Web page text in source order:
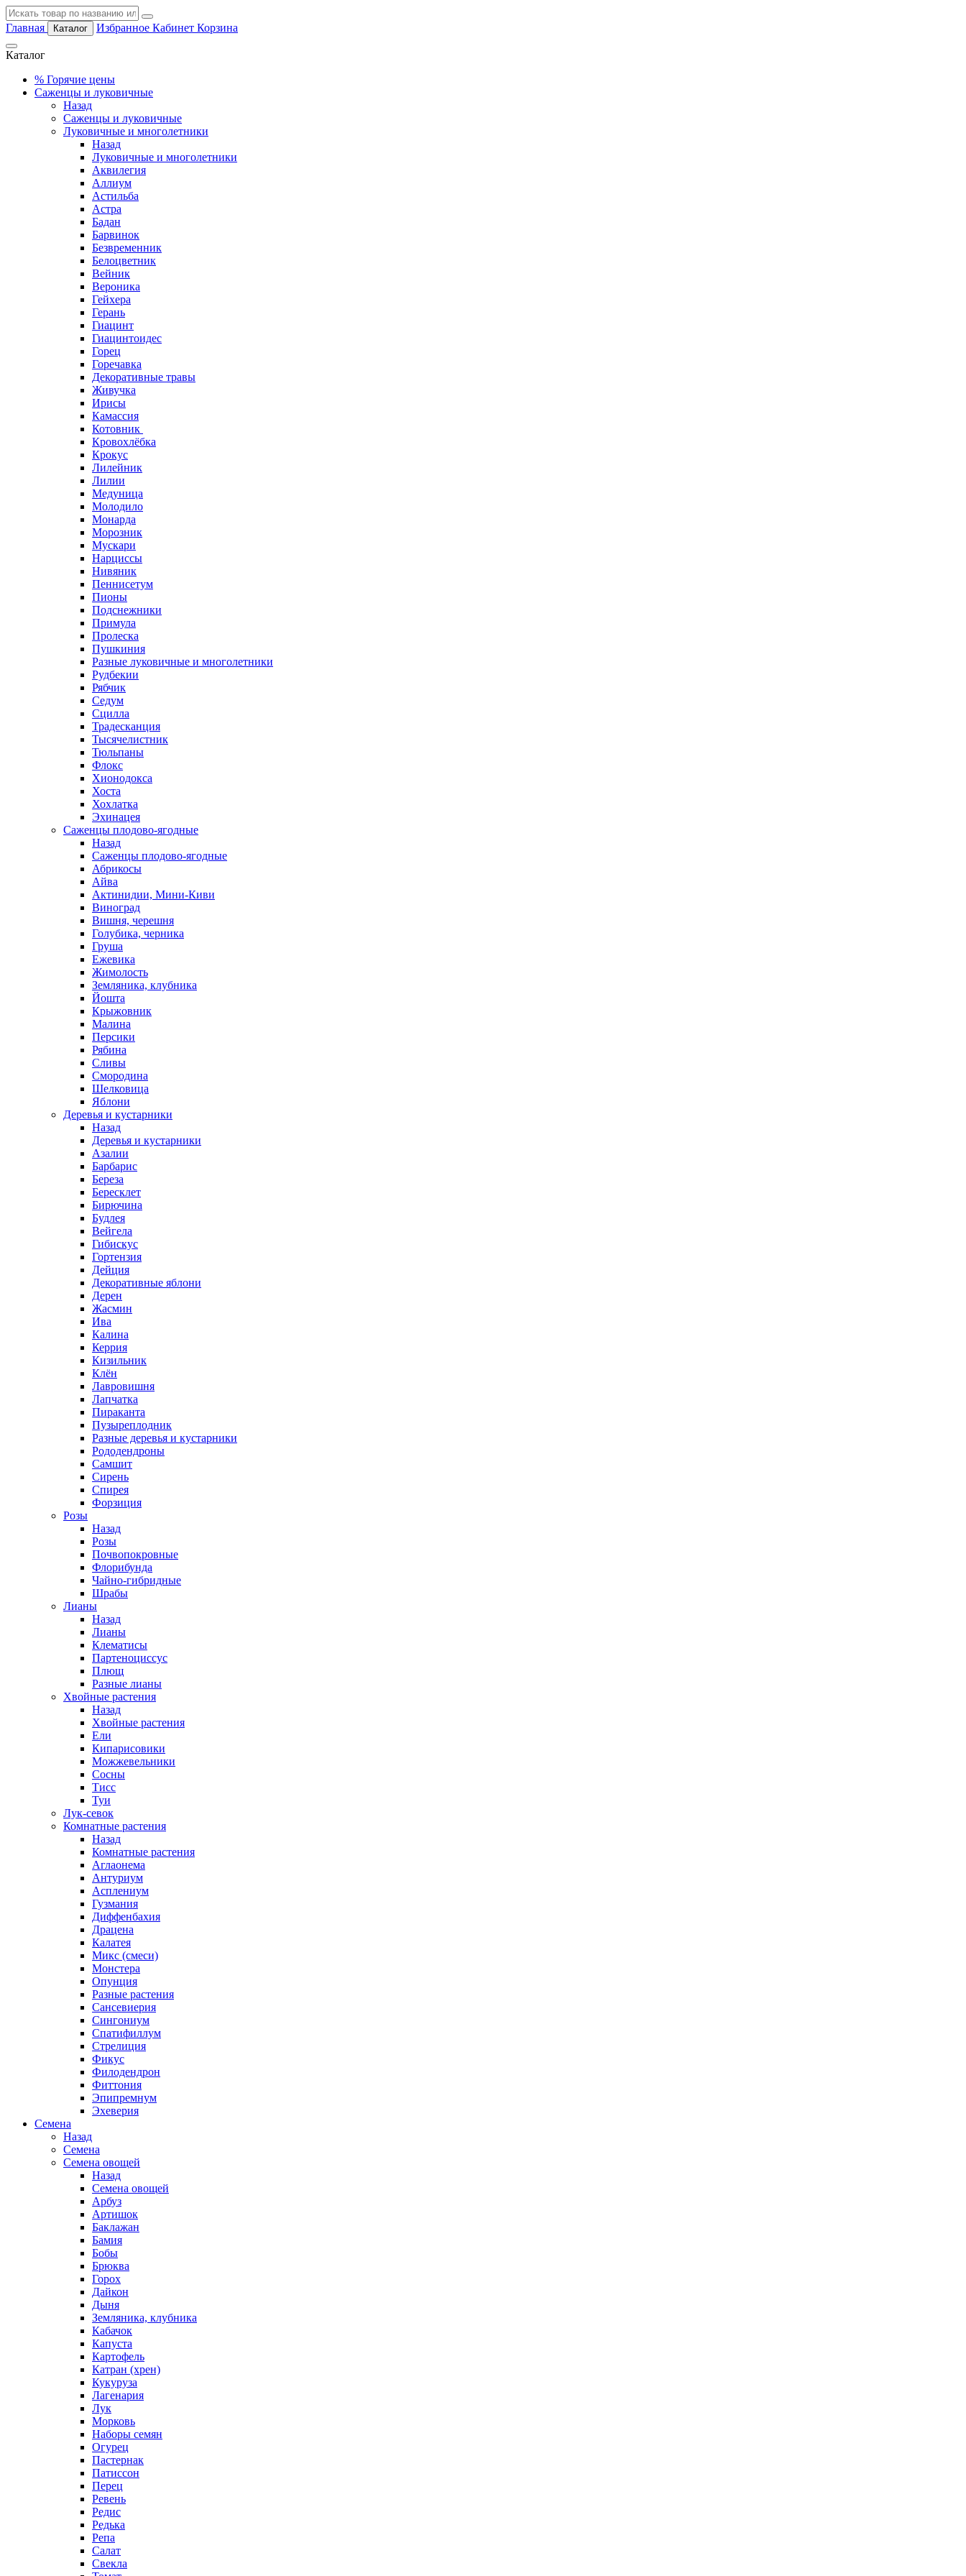
Главная Каталог Избранное Кабинет Корзина
Каталог
% Горячие цены
Саженцы и луковичные
Назад
Саженцы и луковичные
Луковичные и многолетники
Назад
Луковичные и многолетники
Аквилегия
Аллиум
Астильба
Астра
Бадан
Барвинок
Безвременник
Белоцветник
Вейник
Вероника
Гейхера
Герань
Гиацинт
Гиацинтоидес
Горец
Горечавка
Декоративные травы
Живучка
Ирисы
Камассия
Котовник
Кровохлёбка
Крокус
Лилейник
Лилии
Медуница
Молодило
Монарда
Морозник
Мускари
Нарциссы
Нивяник
Пеннисетум
Пионы
Подснежники
Примула
Пролеска
Пушкиния
Разные луковичные и многолетники
Рудбекии
Рябчик
Седум
Сцилла
Традесканция
Тысячелистник
Тюльпаны
Флокс
Хионодокса
Хоста
Хохлатка
Эхинацея
Саженцы плодово-ягодные
Назад
Саженцы плодово-ягодные
Абрикосы
Айва
Актинидии, Мини-Киви
Виноград
Вишня, черешня
Голубика, черника
Груша
Ежевика
Жимолость
Земляника, клубника
Йошта
Крыжовник
Малина
Персики
Рябина
Сливы
Смородина
Шелковица
Яблони
Деревья и кустарники
Назад
Деревья и кустарники
Азалии
Барбарис
Береза
Бересклет
Бирючина
Будлея
Вейгела
Гибискус
Гортензия
Дейция
Декоративные яблони
Дерен
Жасмин
Ива
Калина
Керрия
Кизильник
Клён
Лавровишня
Лапчатка
Пираканта
Пузыреплодник
Разные деревья и кустарники
Рододендроны
Самшит
Сирень
Спирея
Форзиция
Розы
Назад
Розы
Почвопокровные
Флорибунда
Чайно-гибридные
Шрабы
Лианы
Назад
Лианы
Клематисы
Партеноциссус
Плющ
Разные лианы
Хвойные растения
Назад
Хвойные растения
Ели
Кипарисовики
Можжевельники
Сосны
Тисс
Туи
Лук-севок
Комнатные растения
Назад
Комнатные растения
Аглаонема
Антуриум
Асплениум
Гузмания
Диффенбахия
Драцена
Калатея
Микс (смеси)
Монстера
Опунция
Разные растения
Сансевиерия
Сингониум
Спатифиллум
Стрелиция
Фикус
Филодендрон
Фиттония
Эпипремнум
Эхеверия
Семена
Назад
Семена
Семена овощей
Назад
Семена овощей
Арбуз
Артишок
Баклажан
Бамия
Бобы
Брюква
Горох
Дайкон
Дыня
Земляника, клубника
Кабачок
Капуста
Картофель
Катран (хрен)
Кукуруза
Лагенария
Лук
Морковь
Наборы семян
Огурец
Пастернак
Патиссон
Перец
Ревень
Редис
Редька
Репа
Салат
Свекла